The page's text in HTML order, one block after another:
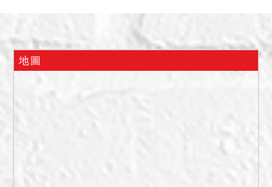
院除去(尚未確定)，倘該除去
拍定後點交；倘該除去命令
地圖